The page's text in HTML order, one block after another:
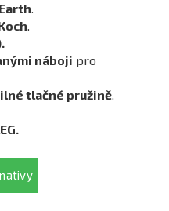
.
.
náboji pro
tlačné pružině.
.